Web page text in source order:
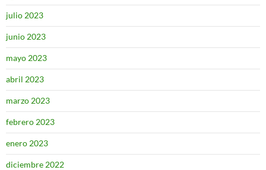
julio 2023
junio 2023
mayo 2023
abril 2023
marzo 2023
febrero 2023
enero 2023
diciembre 2022